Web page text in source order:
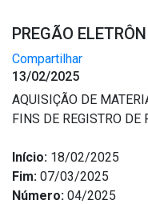
PREGÃO
Compartilhar
13/02/2025
AQUISIÇÃO DE
FINS DE REGISTRO DE
Início: 18/02/2025
Fim: 07/03/2025
Número: 04/2025